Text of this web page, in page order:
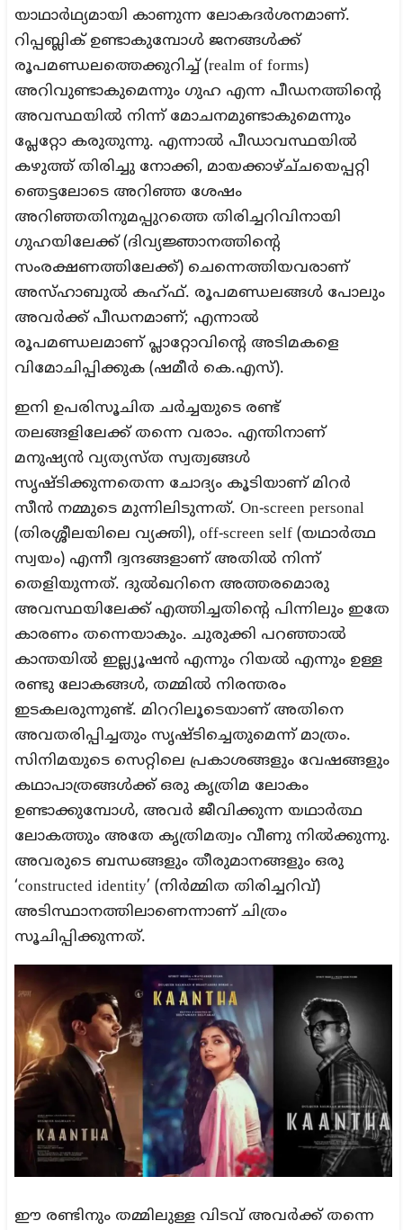
യാഥാർഥ്യമായി കാണുന്ന ലോകദർശനമാണ്.
റിപ്പബ്ലിക് ഉണ്ടാകുമ്പോൾ ജനങ്ങൾക്ക്
രൂപമണ്ഡലത്തെക്കുറിച്ച് (realm of forms)
അറിവുണ്ടാകുമെന്നും ഗുഹ എന്ന പീഡനത്തിന്റെ
അവസ്ഥയിൽ നിന്ന് മോചനമുണ്ടാകുമെന്നും
പ്ലേറ്റോ കരുതുന്നു. എന്നാൽ പീഡാവസ്ഥയിൽ
കഴുത്ത് തിരിച്ചു നോക്കി, മായക്കാഴ്ച്‌ചയെപ്പറ്റി
ഞെട്ടലോടെ അറിഞ്ഞ ശേഷം
അറിഞ്ഞതിനുമപ്പുറത്തെ തിരിച്ചറിവിനായി
ഗുഹയിലേക്ക് (ദിവ്യജ്ഞാനത്തിൻ്റെ
സംരക്ഷണത്തിലേക്ക്) ചെന്നെത്തിയവരാണ്
അസ്ഹാബുൽ കഹ്ഫ്. രൂപമണ്ഡലങ്ങൾ പോലും
അവർക്ക് പീഡനമാണ്; എന്നാൽ
രൂപമണ്ഡലമാണ് പ്ലാറ്റോവിൻ്റെ അടിമകളെ
വിമോചിപ്പിക്കുക (ഷമീർ കെ.എസ്).
ഇനി ഉപരിസൂചിത ചർച്ചയുടെ രണ്ട്
തലങ്ങളിലേക്ക് തന്നെ വരാം. എന്തിനാണ്
മനുഷ്യൻ വ്യത്യസ്ത സ്വത്വങ്ങൾ
സൃഷ്ടിക്കുന്നതെന്ന ചോദ്യം കൂടിയാണ് മിറർ
സീൻ നമ്മുടെ മുന്നിലിടുന്നത്. On-screen personal
(തിരശ്ശീലയിലെ വ്യക്തി), off-screen self (യഥാർത്ഥ
സ്വയം) എന്നീ ദ്വന്ദങ്ങളാണ് അതിൽ നിന്ന്
തെളിയുന്നത്. ദുൽഖറിനെ അത്തരമൊരു
അവസ്ഥയിലേക്ക് എത്തിച്ചതിന്റെ പിന്നിലും ഇതേ
കാരണം തന്നെയാകും. ചുരുക്കി പറഞ്ഞാൽ
കാന്തയിൽ ഇല്ല്യൂഷൻ എന്നും റിയൽ എന്നും ഉള്ള
രണ്ടു ലോകങ്ങൾ, തമ്മിൽ നിരന്തരം
ഇടകലരുന്നുണ്ട്. മിററിലൂടെയാണ് അതിനെ
അവതരിപ്പിച്ചതും സൃഷ്ടിച്ചെതുമെന്ന് മാത്രം.
സിനിമയുടെ സെറ്റിലെ പ്രകാശങ്ങളും വേഷങ്ങളും
കഥാപാത്രങ്ങൾക്ക് ഒരു കൃത്രിമ ലോകം
ഉണ്ടാക്കുമ്പോൾ, അവർ ജീവിക്കുന്ന യഥാർത്ഥ
ലോകത്തും അതേ കൃത്രിമത്വം വീണു നിൽക്കുന്നു.
അവരുടെ ബന്ധങ്ങളും തീരുമാനങ്ങളും ഒരു
‘constructed identity’ (നിർമ്മിത തിരിച്ചറിവ്)
അടിസ്ഥാനത്തിലാണെന്നാണ് ചിത്രം
സൂചിപ്പിക്കുന്നത്.
ഈ രണ്ടിനും തമ്മിലുള്ള വിടവ് അവർക്ക് തന്നെ